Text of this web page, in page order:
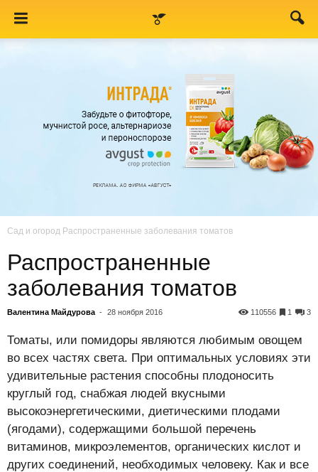
Сад и огород Распространенные заболевания томатов
Распространенные
заболевания томатов
Валентина Майдурова - 28 ноября 2016 3
1
110556
Томаты, или помидоры являются любимым овощем
во всех частях света. При оптимальных условиях эти
удивительные растения способны плодоносить
круглый год, снабжая людей вкусными
высокоэнергетическими, диетическими плодами
(ягодами), содержащими большой перечень
витаминов, микроэлементов, органических кислот и
других соединений, необходимых человеку. Как и все